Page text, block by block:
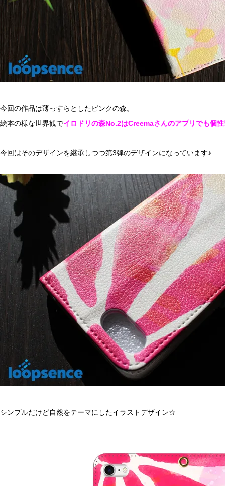
今回の作品は薄っすらとしたピンクの森。
絵本の様な世界観でイロドリの森No.2はCreemaさんのアプリでも個
今回はそのデザインを継承しつつ第3弾のデザインになっています♪
シンプルだけど自然をテーマにしたイラストデザイン☆